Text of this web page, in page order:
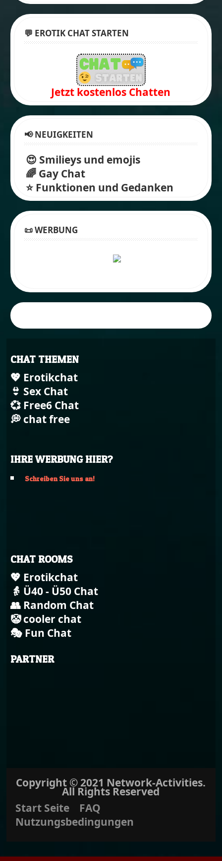
💬 EROTIK CHAT STARTEN
Jetzt kostenlos Chatten
📢 NEUIGKEITEN
😍 Smilieys und emojis
🌈 Gay Chat
⭐ Funktionen und Gedanken
📜 WERBUNG
CHAT THEMEN
💖 Erotikchat
👙 Sex Chat
💞 Free6 Chat
💭 chat free
IHRE WERBUNG HIER?
Schreiben Sie uns an!
CHAT ROOMS
💖 Erotikchat
👵 Ü40 - Ü50 Chat
👥 Random Chat
🤡 cooler chat
🎭 Fun Chat
PARTNER
Copyright © 2021 Network-Activities.
All Rights Reserved
Start Seite
FAQ
Nutzungsbedingungen